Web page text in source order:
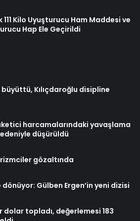
111 Kilo Uyuşturucu Ham Maddesi ve
Hap Ele Geçirildi
büyüttü, Kılıçdaroğlu disipline
harcamalarındaki yavaşlama
düşürüldü
gözaltında
Gülben Ergen’in yeni dizisi
dolar topladı, değerlemesi 183